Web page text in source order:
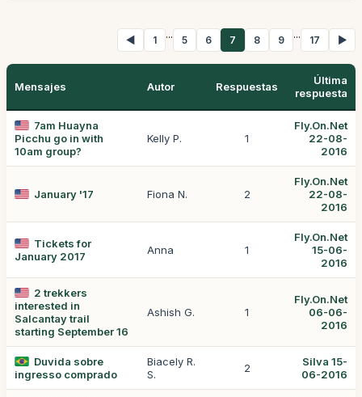
◀ 1 ... 5 6 7 8 9 ... 17 ▶
Mensajes Autor Respuestas
Última
respuesta
7am Huayna
Picchu go in with
10am group?
Kelly P. 1
Fly.On.Net
22-08-
2016
January '17 Fiona N. 2
Fly.On.Net
22-08-
2016
Tickets for
January 2017
Anna 1
Fly.On.Net
15-06-
2016
2 trekkers
interested in
Salcantay trail
starting September 16
Ashish G. 1
Fly.On.Net
06-06-
2016
Duvida sobre
ingresso comprado
Biacely R.
S.
2
Silva 15-
06-2016